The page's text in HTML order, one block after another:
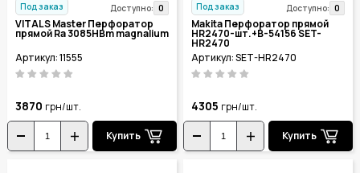
Под заказ
Доступно: 0
VITALS Master Перфоратор
прямой Ra 3085HBm magnalium
Артикул: 11555
3870 грн/шт.
Купить
Под заказ
Доступно: 0
Makita Перфоратор прямой
HR2470-шт.+B-54156 SET-
HR2470
Артикул: SET-HR2470
4305 грн/шт.
Купить